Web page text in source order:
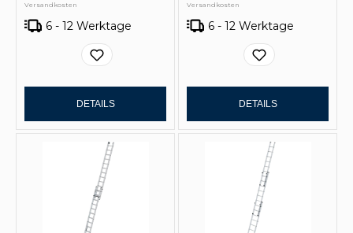
Versandkosten
6 - 12 Werktage
DETAILS
Versandkosten
6 - 12 Werktage
DETAILS